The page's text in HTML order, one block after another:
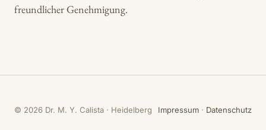
freundlicher Genehmigung.
© 2026 Dr. M. Y. Calista · Heidelberg Impressum · Datenschutz